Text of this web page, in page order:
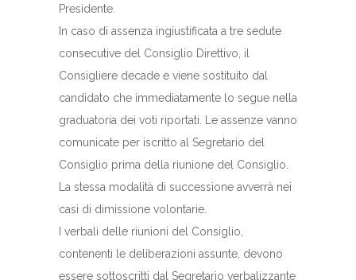
Presidente.
In caso di assenza ingiustificata a tre sedute
consecutive del Consiglio Direttivo, il
Consigliere decade e viene sostituito dal
candidato che immediatamente lo segue nella
graduatoria dei voti riportati. Le assenze vanno
comunicate per iscritto al Segretario del
Consiglio prima della riunione del Consiglio.
La stessa modalità di successione avverrà nei
casi di dimissione volontarie.
I verbali delle riunioni del Consiglio,
contenenti le deliberazioni assunte, devono
essere sottoscritti dal Segretario verbalizzante